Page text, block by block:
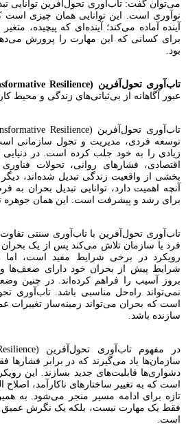
می‌توان گفت: تاب‌آوری تحول‌آفرین توانایی
نوآوری است. این توانایی همان چیزی است
آینده آماده می‌کند؛ آینده‌ای که پیچیده،
برای کسانی که این مهارت را پرورش
بود.
تاب‌آوری تحول‌آفرین (Transformative Resilience)
عبور آگاهانه از بی‌ثباتی‌های زندگی و محیط
توسعه فردی، مدیریت و تحول سازمانی
زیادی را به خود جلب کرده است. در دنیایی
اقتصادی، فشارهای روانی، تحولات فناوری
بخشی از واقعیت زندگی تبدیل شده‌اند،
آنچه اهمیت دارد، توانایی تبدیل بحران
برای رشد و پیشرفت است. این همان جوهره
تاب‌آوری تحول‌آفرین با تاب‌آوری سنتی
فرد یا سازمان تلاش می‌کند پس از یک بحران
رویکرد در برخی شرایط مفید است، اما
شرایط پیش از بحران خود دارای ضعف‌ها و
بروز آسیب را فراهم کرده‌اند. در چنین
نمی‌تواند راه‌حل مناسبی باشد. تاب‌آوری
است که بحران می‌تواند زمینه‌ساز تغییرات
سازنده باشد.
سازمان‌ها یاد می‌گیرند که در برابر فشارها
دشواری‌ها قابلیت‌های جدید بسازند. این
است که به تغییر ساختارهای ناکارآمد،
تازه برای ادامه مسیر منجر می‌شود. به
فقط یک مهارت نیست، بلکه یک نگرش عمیق
است.